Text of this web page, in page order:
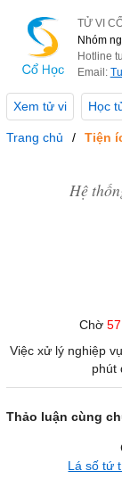
TỬ VI
Nhóm
Hotline
Email:
Xem tử vi Học
Trang chủ Tiện
Hệ
Chờ 57
Việc xử lý nghiệp
phút
Thảo luận cùng
Lá số tứ